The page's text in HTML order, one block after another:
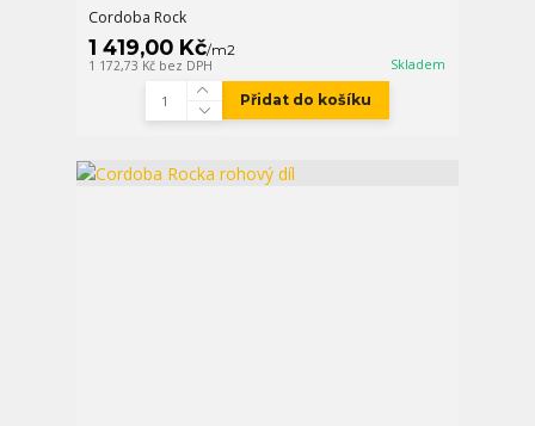
Cordoba Rock
1 419,00 Kč/m2
1 172,73 Kč bez DPH Skladem
Přidat do košíku